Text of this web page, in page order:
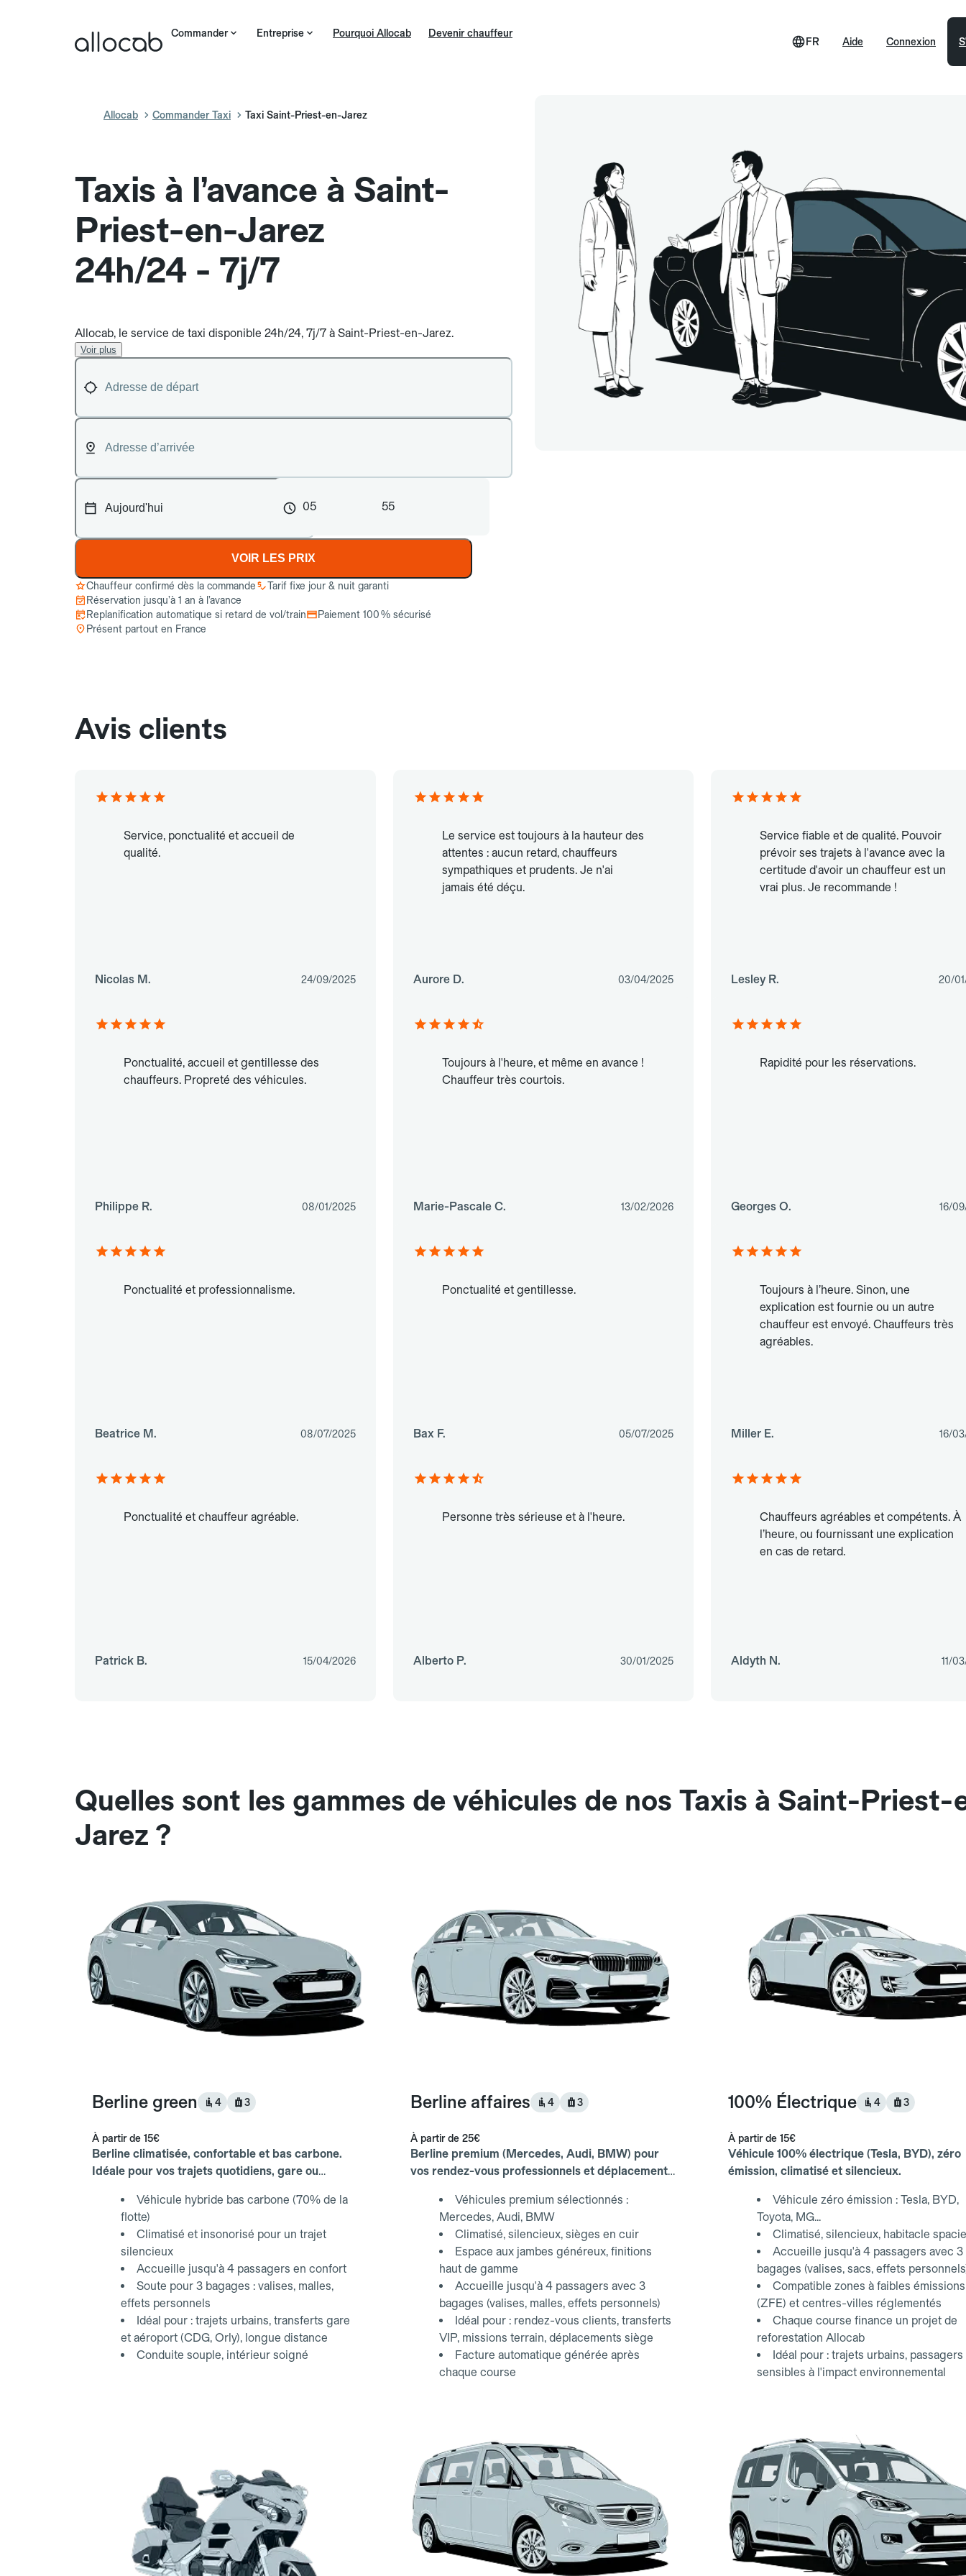
Commander Entreprise Pourquoi Allocab Devenir chauffeur
Aide
FR Connexion
Allocab Commander Taxi Taxi Saint-Priest-en-Jarez
Taxis à l’avance à Saint-
Priest-en-Jarez
24h/24 - 7j/7
Allocab, le service de taxi disponible 24h/24, 7j/7 à Saint-Priest-en-Jarez.
Voir plus
05 55
VOIR LES PRIX
Chauffeur confirmé dès la commande
Tarif fixe jour & nuit garanti
Réservation jusqu’à 1 an à l’avance
Replanification automatique si retard de vol/train
Paiement 100 % sécurisé
Présent partout en France
Avis clients
Service, ponctualité et accueil de
qualité.
Nicolas M. 24/09/2025
Le service est toujours à la hauteur des
attentes : aucun retard, chauffeurs
sympathiques et prudents. Je n'ai
jamais été déçu.
Aurore D. 03/04/2025
Service fiable et de qualité. Pouvoir
prévoir ses trajets à l'avance avec la
certitude d'avoir un chauffeur est un
vrai plus. Je recommande !
Lesley R. 20/
Ponctualité, accueil et gentillesse des
chauffeurs. Propreté des véhicules.
Philippe R. 08/01/2025
Toujours à l'heure, et même en avance !
Chauffeur très courtois.
Marie-Pascale C. 13/02/2026
Rapidité pour les réservations.
Georges O. 16/
Ponctualité et professionnalisme.
Beatrice M. 08/07/2025
Ponctualité et gentillesse.
Bax F. 05/07/2025
Toujours à l’heure. Sinon, une
explication est fournie ou un autre
chauffeur est envoyé. Chauffeurs très
agréables.
Miller E. 16/
Ponctualité et chauffeur agréable.
Patrick B. 15/04/2026
Personne très sérieuse et à l'heure.
Alberto P. 30/01/2025
Chauffeurs agréables et compétents. À
l’heure, ou fournissant une explication
en cas de retard.
Aldyth N. 11/
Quelles sont les gammes de véhicules de nos Taxis à Saint-Priest-
Jarez ?
Berline green 4 3
À partir de 15€
Berline climatisée, confortable et bas carbone.
Idéale pour vos trajets quotidiens, gare ou
Véhicule hybride bas carbone (70% de la
flotte)
Climatisé et insonorisé pour un trajet
silencieux
Accueille jusqu'à 4 passagers en confort
Soute pour 3 bagages : valises, malles,
effets personnels
Idéal pour : trajets urbains, transferts gare
et aéroport (CDG, Orly), longue distance
Conduite souple, intérieur soigné
Berline affaires 4 3
À partir de 25€
Berline premium (Mercedes, Audi, BMW) pour
vos rendez-vous professionnels et déplacements
Véhicules premium sélectionnés :
Mercedes, Audi, BMW
Climatisé, silencieux, sièges en cuir
Espace aux jambes généreux, finitions
haut de gamme
Accueille jusqu'à 4 passagers avec 3
bagages (valises, malles, effets personnels)
Idéal pour : rendez-vous clients, transferts
VIP, missions terrain, déplacements siège
Facture automatique générée après
chaque course
100% Électrique 4 3
À partir de 15€
Véhicule 100% électrique (Tesla, BYD), zéro
émission, climatisé et silencieux.
Véhicule zéro émission : Tesla, BYD,
Toyota, MG...
Climatisé, silencieux, habitacle
Accueille jusqu'à 4 passagers avec 3
bagages (valises, sacs, effets
Compatible zones à faibles émissions
(ZFE) et centres-villes réglementés
Chaque course finance un projet de
reforestation Allocab
Idéal pour : trajets urbains, passagers
sensibles à l'impact environnemental